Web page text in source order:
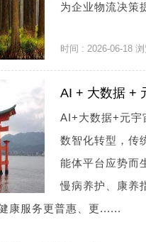
为企业物流决策
时间 : 2026-06-18 浏
AI + 大数据 +
AI+大数据+元宇
数智化转型，传
能体平台应势而
慢病养护、康养
康服务更普惠、更......